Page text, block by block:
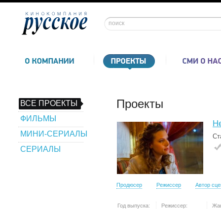
ВСЕ ПРОЕКТЫ
ФИЛЬМЫ
МИНИ-СЕРИАЛЫ
СЕРИАЛЫ
Проекты
Продюсер Режиссер Автор
Год выпуска:
Режиссер: